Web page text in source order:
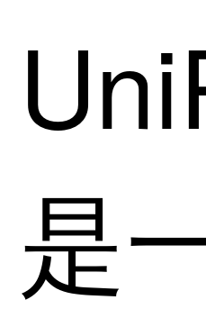
是